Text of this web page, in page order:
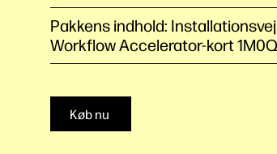
Pakkens indhold:
Workflow Accelerator-kort
Køb nu